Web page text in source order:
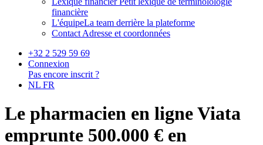
financière
L'équipeLa team derrière la plateforme
Contact Adresse et coordonnées
+32 2 529 59 69
Connexion
Pas encore inscrit ?
NL FR
Le pharmacien en ligne Viata
emprunte 500.000 € en